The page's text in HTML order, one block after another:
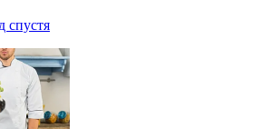
спустя